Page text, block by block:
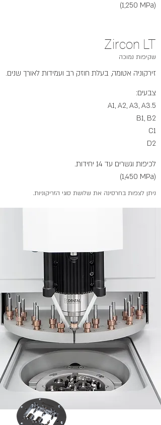
(1,250 MPa)
Zircon LT
שקיפות נמוכה
זירקוניה אטומה, בעלת חוזק רב ועמידות לאורך שנים.
צבעים:
A1, A2, A3, A3.5
B1, B2
C1
D2
לכיפות וגשרים עד 14 יחידות.
(1,450 MPa)
ניתן לצפות בחרסינה את שלושת סוגי הזריקוניות.